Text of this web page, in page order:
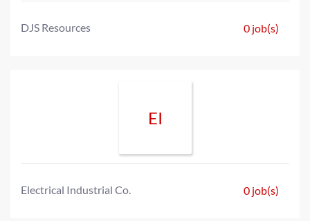
DJS Resources 0 job(s)
EI
Electrical Industrial Co. 0 job(s)